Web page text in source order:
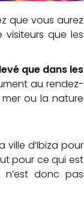
que vous aurez
que les
que dans les
au rendez-
ou la nature
ville d’Ibiza pour
pour ce qui est
donc pas